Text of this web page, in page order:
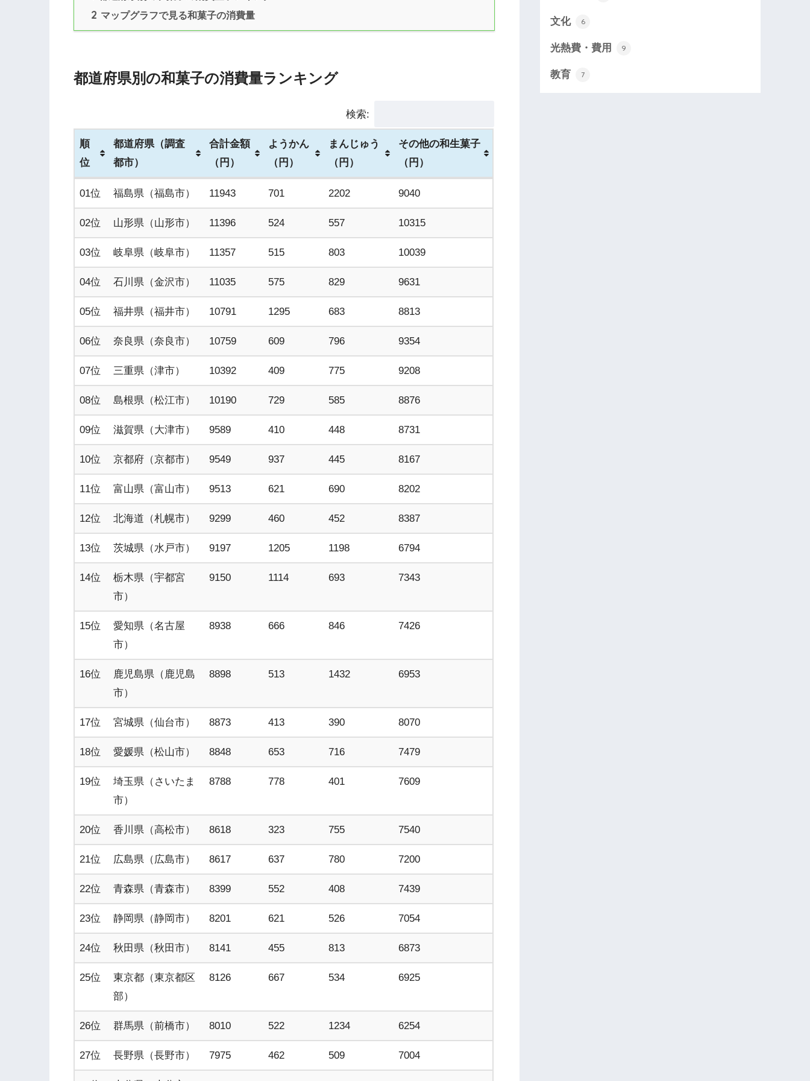
2 マップグラフで見る和菓子の消費量
都道府県別の和菓子の消費量ランキング
検索:
順
位
都道府県（調査
都市）
合計金額
（円）
ようかん
（円）
まんじゅう
（円）
その他の和生菓子
（円）
順
位
都道府県（調査
都市）
合計金額
（円）
ようかん
（円）
まんじゅう
（円）
その他の和生菓子
（円）
01位 福島県（福島市） 11943 701 2202 9040
02位 山形県（山形市） 11396 524 557 10315
03位 岐阜県（岐阜市） 11357 515 803 10039
04位 石川県（金沢市） 11035 575 829 9631
05位 福井県（福井市） 10791 1295 683 8813
06位 奈良県（奈良市） 10759 609 796 9354
07位 三重県（津市） 10392 409 775 9208
08位 島根県（松江市） 10190 729 585 8876
09位 滋賀県（大津市） 9589 410 448 8731
10位 京都府（京都市） 9549 937 445 8167
11位 富山県（富山市） 9513 621 690 8202
12位 北海道（札幌市） 9299 460 452 8387
13位 茨城県（水戸市） 9197 1205 1198 6794
14位
栃木県（宇都宮
市）
9150 1114 693 7343
15位
愛知県（名古屋
市）
8938 666 846 7426
16位
鹿児島県（鹿児島
市）
8898 513 1432 6953
17位 宮城県（仙台市） 8873 413 390 8070
18位 愛媛県（松山市） 8848 653 716 7479
19位
埼玉県（さいたま
市）
8788 778 401 7609
20位 香川県（高松市） 8618 323 755 7540
21位 広島県（広島市） 8617 637 780 7200
22位 青森県（青森市） 8399 552 408 7439
23位 静岡県（静岡市） 8201 621 526 7054
24位 秋田県（秋田市） 8141 455 813 6873
25位
東京都（東京都区
部）
8126 667 534 6925
26位 群馬県（前橋市） 8010 522 1234 6254
27位 長野県（長野市） 7975 462 509 7004
文化 6
光熱費・費用 9
教育 7